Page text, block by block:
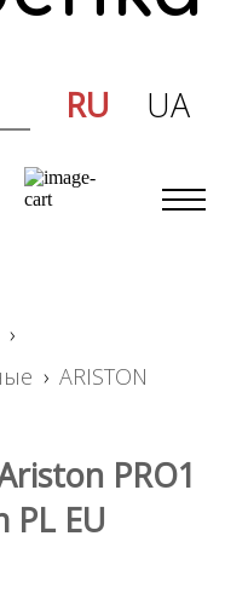
RU UA
›
› ARISTON
PRO1
PL EU